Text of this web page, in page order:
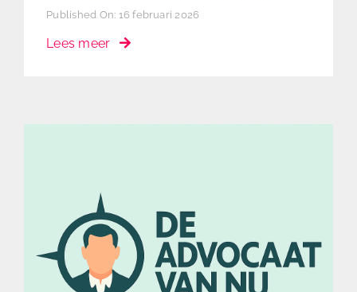
Published On: 16 februari 2026
Lees meer
Ticketverkoop congres is gestart!